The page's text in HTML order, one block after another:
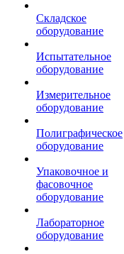
Складское
оборудование
Испытательное
оборудование
Измерительное
оборудование
Полиграфическое
оборудование
Упаковочное и
фасовочное
оборудование
Лабораторное
оборудование